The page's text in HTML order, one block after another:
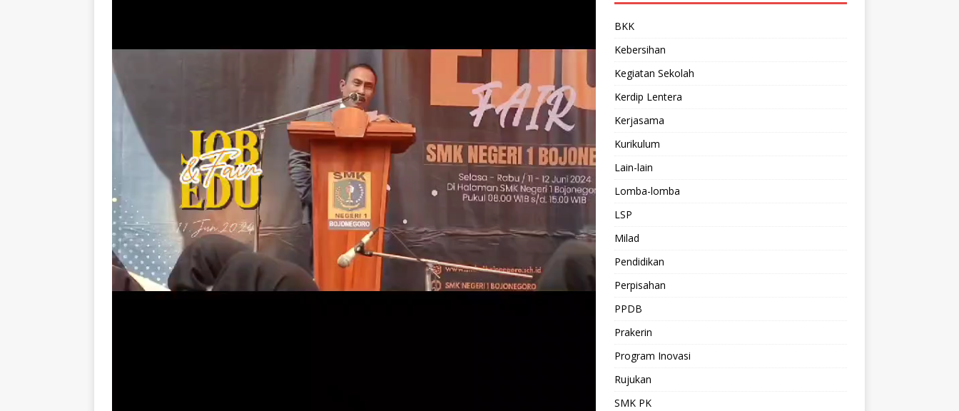
BKK
Kebersihan
Kegiatan Sekolah
Kerdip Lentera
Kerjasama
Kurikulum
Lain-lain
Lomba-lomba
LSP
Milad
Pendidikan
Perpisahan
PPDB
Prakerin
Program Inovasi
Rujukan
SMK PK